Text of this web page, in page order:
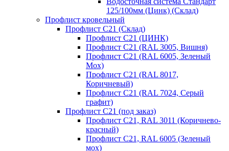
125/100мм (Цинк) (Склад)
Профлист кровельный
Профлист С21 (Склад)
Профлист С21 (ЦИНК)
Профлист С21 (RAL 3005, Вишня)
Профлист С21 (RAL 6005, Зеленый
Мох)
Профлист С21 (RAL 8017,
Коричневый)
Профлист С21 (RAL 7024, Серый
графит)
Профлист С21 (под заказ)
Профлист С21, RAL 3011 (Коричнево-
красный)
Профлист С21, RAL 6005 (Зеленый
мох)